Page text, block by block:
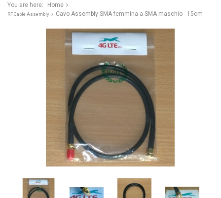
You are here: Home
RF Cable Assembly Cavo Assembly SMA femmina a SMA maschio - 15cm